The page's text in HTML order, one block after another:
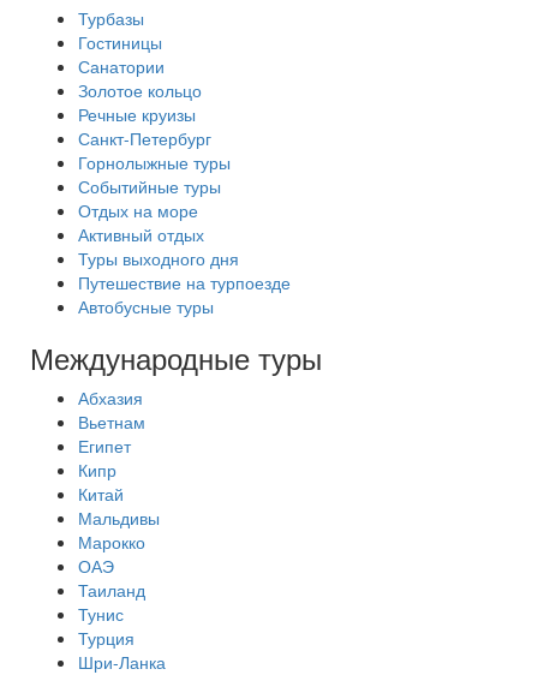
Турбазы
Гостиницы
Санатории
Золотое кольцо
Речные круизы
Санкт-Петербург
Горнолыжные туры
Событийные туры
Отдых на море
Активный отдых
Туры выходного дня
Путешествие на турпоезде
Автобусные туры
Международные туры
Абхазия
Вьетнам
Египет
Кипр
Китай
Мальдивы
Марокко
ОАЭ
Таиланд
Тунис
Турция
Шри-Ланка